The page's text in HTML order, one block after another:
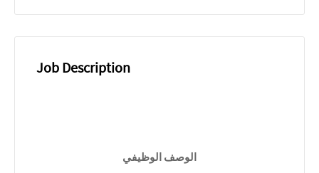
Job Description
الوصف الوظيفي